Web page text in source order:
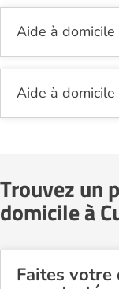
Aide à
Aide à
Trouvez un
domicile à
Faites votre